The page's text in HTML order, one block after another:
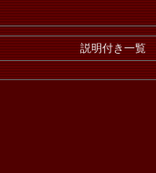
説明付き一覧